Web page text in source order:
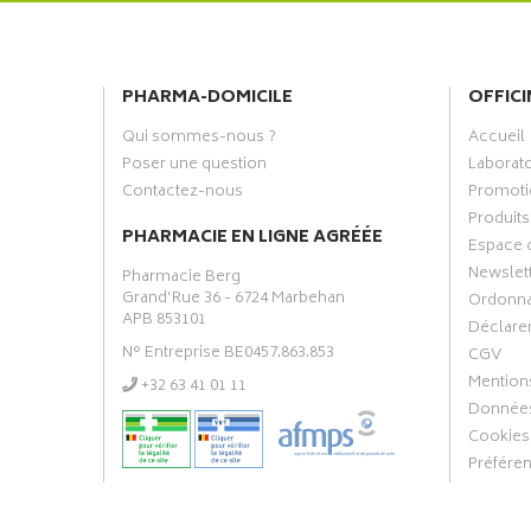
PHARMA-DOMICILE
Qui sommes-nous ?
Poser une question
Contactez-nous
PHARMACIE EN LIGNE AGRÉÉE
Pharmacie Berg
Grand’Rue 36 - 6724 Marbehan
APB 853101
N° Entreprise BE0457.863.853
‭+32 63 41 01 11‬
Accueil
Espace
CGV
Cookies